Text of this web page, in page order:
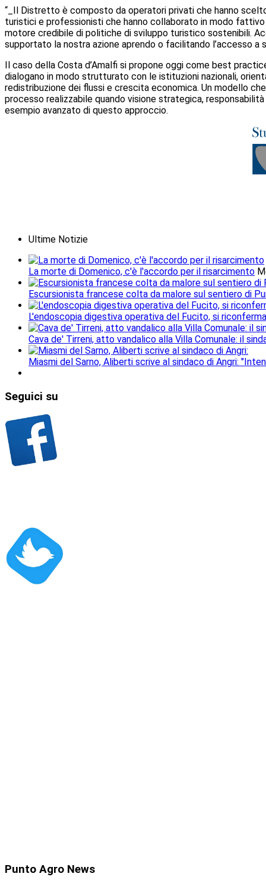
“_Il Distretto è composto da operatori privati che hanno
turistici e professionisti che hanno collaborato in modo
motore credibile di politiche di sviluppo turistico sostenibili.
supportato la nostra azione aprendo o facilitando l’accesso a
Il caso della Costa d’Amalfi si propone oggi come best
dialogano in modo strutturato con le istituzioni nazionali,
redistribuzione dei flussi e crescita economica. Un modello
processo realizzabile quando visione strategica,
esempio avanzato di questo approccio.
Ultime Notizie
La morte di Domenico, c'è l'accordo per il risarcimento
Escursionista francese colta da malore sul sentiero di
L'endoscopia digestiva operativa del Fucito, si
Cava de' Tirreni, atto vandalico alla Villa Comunale: il
Miasmi del Sarno, Aliberti scrive al sindaco di Angri:
Seguici su
Punto Agro News